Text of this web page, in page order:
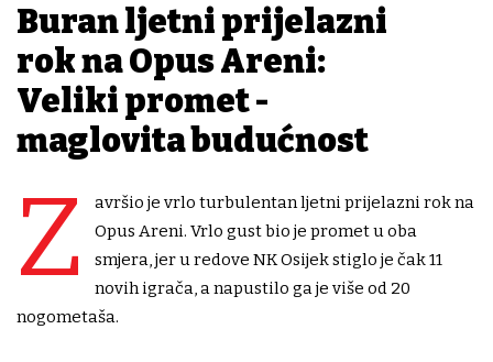
Buran ljetni prijelazni
rok na Opus Areni:
Veliki promet -
maglovita budućnost
Z
avršio je vrlo turbulentan ljetni prijelazni rok na
Opus Areni. Vrlo gust bio je promet u oba
smjera, jer u redove NK Osijek stiglo je čak 11
novih igrača, a napustilo ga je više od 20
nogometaša.